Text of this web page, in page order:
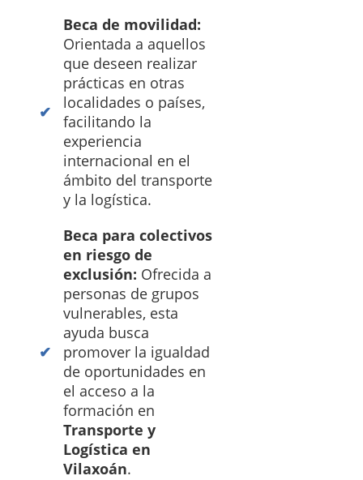
Beca de movilidad:
Orientada a aquellos
que deseen realizar
prácticas en otras
localidades o países,
facilitando la
experiencia
internacional en el
ámbito del transporte
y la logística.
Beca para colectivos
en riesgo de
exclusión: Ofrecida a
personas de grupos
vulnerables, esta
ayuda busca
promover la igualdad
de oportunidades en
el acceso a la
formación en
Transporte y
Logística en
Vilaxoán.